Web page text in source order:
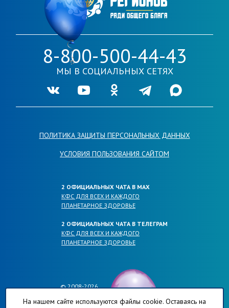
8-800-500-44-43
МЫ В СОЦИАЛЬНЫХ СЕТЯХ
Ссылка на нашу группу во VKontakte
Ссылка на наш канал в Youtube
Ссылка на нашу группу в
Ссылка на наш канал в
Ссылка на наш
ПОЛИТИКА ЗАЩИТЫ ПЕРСОНАЛЬНЫХ ДАННЫХ
УСЛОВИЯ ПОЛЬЗОВАНИЯ САЙТОМ
2 ОФИЦИАЛЬНЫХ ЧАТА В МАХ
КФС ДЛЯ ВСЕХ И КАЖДОГО
ПЛАНЕТАРНОЕ ЗДОРОВЬЕ
2 ОФИЦИАЛЬНЫХ ЧАТА В ТЕЛЕГРАМ
КФС ДЛЯ ВСЕХ И КАЖДОГО
ПЛАНЕТАРНОЕ ЗДОРОВЬЕ
© 2008-2026
ПЛАНЕТА-РЕГИОНОВ.РФ
На нашем сайте используются файлы cookie. Оставаясь на